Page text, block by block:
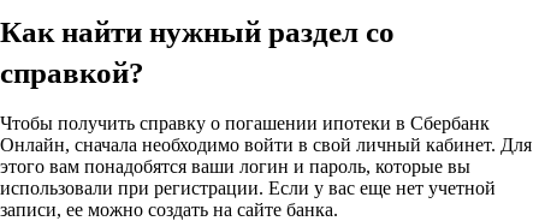
Как найти нужный раздел со
справкой?
Чтобы получить справку о погашении ипотеки в Сбербанк
Онлайн, сначала необходимо войти в свой личный кабинет. Для
этого вам понадобятся ваши логин и пароль, которые вы
использовали при регистрации. Если у вас еще нет учетной
записи, ее можно создать на сайте банка.